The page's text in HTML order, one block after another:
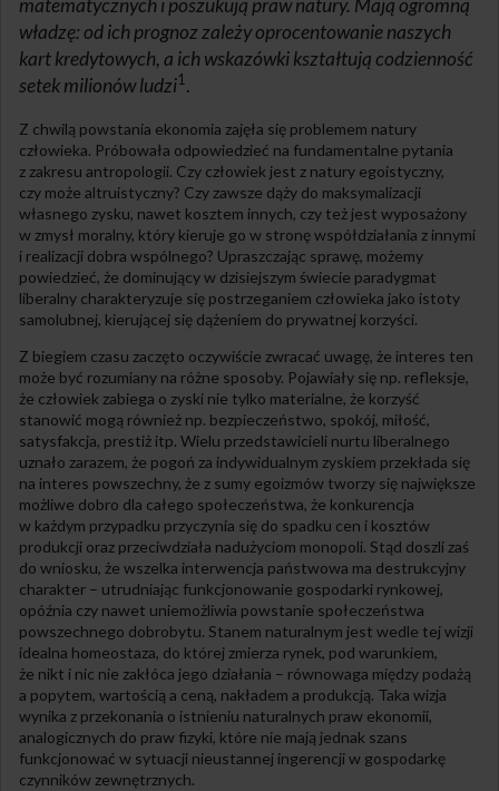
matematycznych i poszukują praw natury. Mają ogromną
władzę: od ich prognoz zależy oprocentowanie naszych
kart kredytowych, a ich wskazówki kształtują codzienność
setek milionów ludzi1.
Z chwilą powstania ekonomia zajęła się problemem natury
człowieka. Próbowała odpowiedzieć na fundamentalne pytania
z zakresu antropologii. Czy człowiek jest z natury egoistyczny,
czy może altruistyczny? Czy zawsze dąży do maksymalizacji
własnego zysku, nawet kosztem innych, czy też jest wyposażony
w zmysł moralny, który kieruje go w stronę współdziałania z innymi
i realizacji dobra wspólnego? Upraszczając sprawę, możemy
powiedzieć, że dominujący w dzisiejszym świecie paradygmat
liberalny charakteryzuje się postrzeganiem człowieka jako istoty
samolubnej, kierującej się dążeniem do prywatnej korzyści.
Z biegiem czasu zaczęto oczywiście zwracać uwagę, że interes ten
może być rozumiany na różne sposoby. Pojawiały się np. refleksje,
że człowiek zabiega o zyski nie tylko materialne, że korzyść
stanowić mogą również np. bezpieczeństwo, spokój, miłość,
satysfakcja, prestiż itp. Wielu przedstawicieli nurtu liberalnego
uznało zarazem, że pogoń za indywidualnym zyskiem przekłada się
na interes powszechny, że z sumy egoizmów tworzy się największe
możliwe dobro dla całego społeczeństwa, że konkurencja
w każdym przypadku przyczynia się do spadku cen i kosztów
produkcji oraz przeciwdziała nadużyciom monopoli. Stąd doszli zaś
do wniosku, że wszelka interwencja państwowa ma destrukcyjny
charakter – utrudniając funkcjonowanie gospodarki rynkowej,
opóźnia czy nawet uniemożliwia powstanie społeczeństwa
powszechnego dobrobytu. Stanem naturalnym jest wedle tej wizji
idealna homeostaza, do której zmierza rynek, pod warunkiem,
że nikt i nic nie zakłóca jego działania – równowaga między podażą
a popytem, wartością a ceną, nakładem a produkcją. Taka wizja
wynika z przekonania o istnieniu naturalnych praw ekonomii,
analogicznych do praw fizyki, które nie mają jednak szans
funkcjonować w sytuacji nieustannej ingerencji w gospodarkę
czynników zewnętrznych.